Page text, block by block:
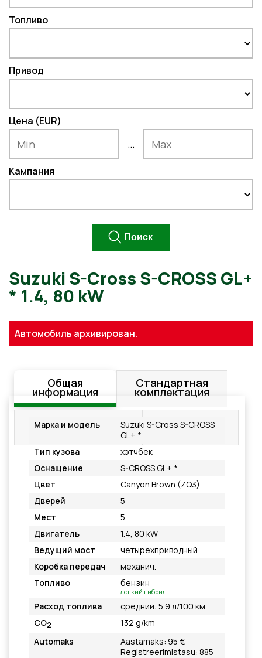
Топливо
Привод
Цена (EUR)
...
Кампания
Suzuki S-Cross S-CROSS
Автомобиль архивирован.
Общая
информация
Стандартная
комплектация
Дополнительное
оснащение
Подробнее
Марка и модель
Suzuki S-Cross S-CROSS
GL+ *
Тип кузова
хэтчбек
Оснащение
S-CROSS GL+ *
Цвет
Canyon Brown (ZQ3)
Дверей
5
Мест
5
Двигатель
1.4, 80 kW
Ведущий мост
четырехприводный
Коробка передач
механич.
Топливо
бензин
легкий гибрид
Расход топлива
средний: 5.9 л/100 км
CO2
132 g/km
Automaks
Aastamaks: 95 €
Registreerimistasu: 885